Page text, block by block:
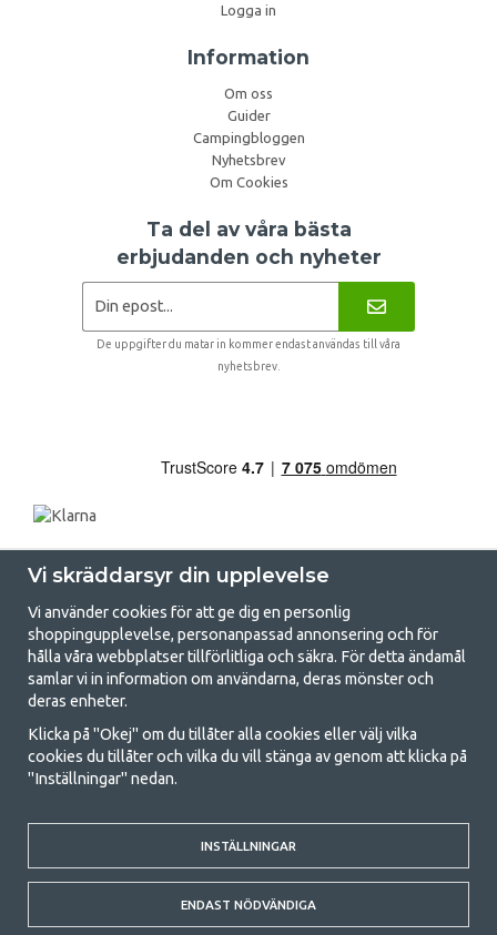
Logga in
Information
Om oss
Guider
Campingbloggen
Nyhetsbrev
Om Cookies
Ta del av våra bästa
erbjudanden och nyheter
De uppgifter du matar in kommer endast användas till våra
nyhetsbrev.
GetCamping.se - Din butik för camping
och uteliv
Att campa kan antingen vara en livsstil eller ett sätt att samla familjen
för ett gemensamt äventyr. Oavsett vilken kategori du tillhör hittar du
med att campa så därför erbjuder vi riktigt bra priser på familjetält,
husvagnstält och all annan utrustning för camping och friluftsliv. Vårt
mål är att i varje priskategori erbjuda den bästa campingutrustningen
gällande kvalitet och funktionalitet. Ta gärna kontakt med oss om det
är något du saknar eller vill veta mer om.
Vi skräddarsyr din upplevelse
Vi använder cookies för att ge dig en personlig
shoppingupplevelse, personanpassad annonsering och för
hålla våra webbplatser tillförlitliga och säkra. För detta ändamål
samlar vi in information om användarna, deras mönster och
deras enheter.
Klicka på "Okej" om du tillåter alla cookies eller välj vilka
cookies du tillåter och vilka du vill stänga av genom att klicka på
"Inställningar" nedan.
INSTÄLLNINGAR
ENDAST NÖDVÄNDIGA